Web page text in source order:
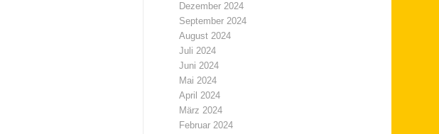
Dezember 2024
September 2024
August 2024
Juli 2024
Juni 2024
Mai 2024
April 2024
März 2024
Februar 2024